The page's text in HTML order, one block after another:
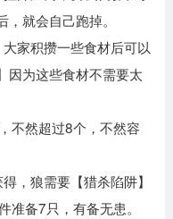
就会自己跑掉。
家积攒一些食材后可以
因为这些食材不需要太
不然超过8个，不然容
，狼需要【猎杀陷阱】
备7只，有备无患。